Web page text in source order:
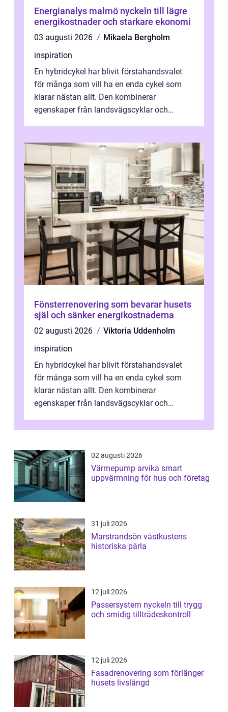
Energianalys malmö nyckeln till lägre
energikostnader och starkare ekonomi
03 augusti 2026
Mikaela Bergholm
inspiration
En hybridcykel har blivit förstahandsvalet
för många som vill ha en enda cykel som
klarar nästan allt. Den kombinerar
egenskaper från landsvägscyklar och
Fönsterrenovering som bevarar husets
själ och sänker energikostnaderna
02 augusti 2026
Viktoria Uddenholm
inspiration
En hybridcykel har blivit förstahandsvalet
för många som vill ha en enda cykel som
klarar nästan allt. Den kombinerar
egenskaper från landsvägscyklar och
02 augusti 2026
Värmepump arvika smart
uppvärmning för hus och företag
31 juli 2026
Marstrandsön västkustens
historiska pärla
12 juli 2026
Passersystem nyckeln till trygg
och smidig tillträdeskontroll
12 juli 2026
Fasadrenovering som förlänger
husets livslängd